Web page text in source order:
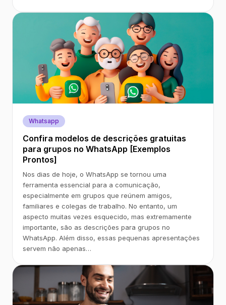
Whatsapp
Confira modelos de descrições gratuitas
para grupos no WhatsApp [Exemplos
Prontos]
Nos dias de hoje, o WhatsApp se tornou uma
ferramenta essencial para a comunicação,
especialmente em grupos que reúnem amigos,
familiares e colegas de trabalho. No entanto, um
aspecto muitas vezes esquecido, mas extremamente
importante, são as descrições para grupos no
WhatsApp. Além disso, essas pequenas apresentações
servem não apenas…